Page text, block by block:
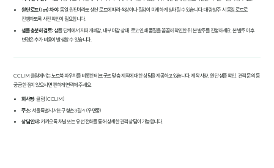
원단 로트(lot) 차이: 동일 원단이라도 생산 로트에 따라 색상이나 질감이 미세하게 달라질 수 있습니다. 대량 발주 시 동일 로트로
진행하도록 사전 확인이 필요합니다.
샘플 충분히 검토: 샘플 단계에서 지퍼 개폐감, 내부 마감 상태, 로고 인쇄 품질을 꼼꼼히 확인한 뒤 본 발주를 진행하세요. 본 발주 이후
변경은 추가 비용이 발생할 수 있습니다.
CCLIM 클림에서는 노트북 파우치를 비롯한 테크 굿즈 맞춤 제작에 대한 상담을 제공하고 있습니다. 제작 사양, 원단 샘플 확인, 견적 문의 등
궁금한 점이 있으시면 편하게 연락해 주세요.
회사명: 클림 (CCLIM)
주소: 서울특별시 서초구 형촌3길 4 (우면동)
상담 안내: 카카오톡 채널 또는 유선 전화를 통해 상세한 견적 상담이 가능합니다.